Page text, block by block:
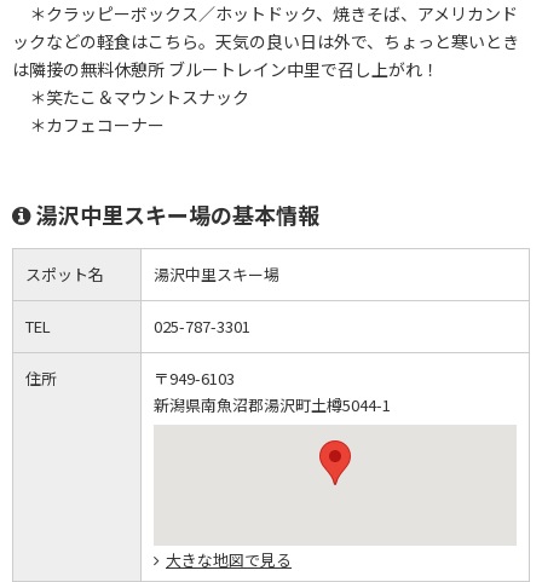
＊クラッピーボックス／ホットドック、焼きそば、アメリカンド
ックなどの軽食はこちら。天気の良い日は外で、ちょっと寒いとき
は隣接の無料休憩所 ブルートレイン中里で召し上がれ！
＊笑たこ＆マウントスナック
＊カフェコーナー
湯沢中里スキー場の基本情報
スポット名 湯沢中里スキー場
TEL 025-787-3301
住所
〒949-6103
新潟県南魚沼郡湯沢町土樽5044-1
大きな地図で見る